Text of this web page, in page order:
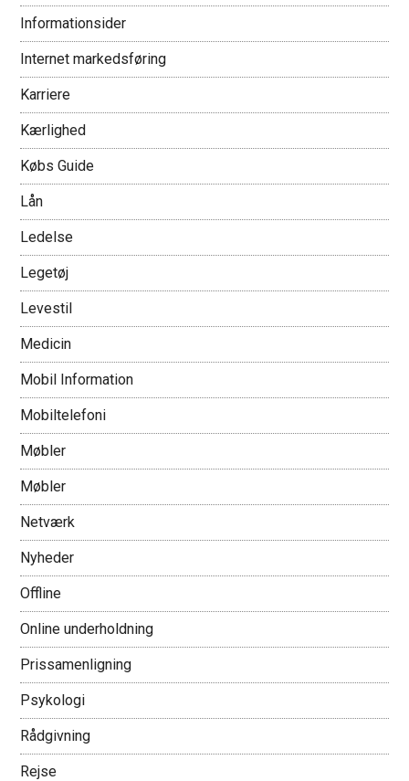
Informationsider
Internet markedsføring
Karriere
Kærlighed
Købs Guide
Lån
Ledelse
Legetøj
Levestil
Medicin
Mobil Information
Mobiltelefoni
Møbler
Møbler
Netværk
Nyheder
Offline
Online underholdning
Prissamenligning
Psykologi
Rådgivning
Rejse